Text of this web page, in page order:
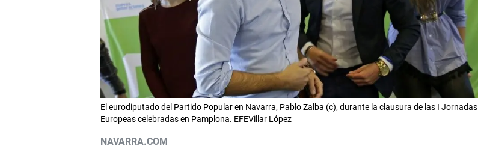
El eurodiputado del Partido Popular en Navarra, Pablo Zalba (c), durante la clausura de las I Jornadas
Europeas celebradas en Pamplona. EFEVillar López
NAVARRA.COM